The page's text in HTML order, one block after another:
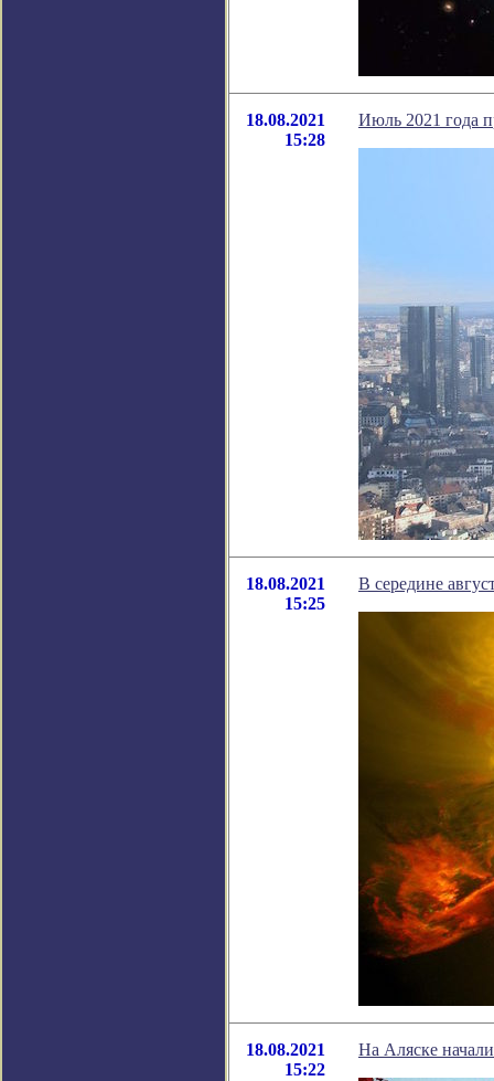
18.08.2021
15:28
Июль 2021 года
18.08.2021
15:25
В середине
18.08.2021
15:22
На Аляске начали